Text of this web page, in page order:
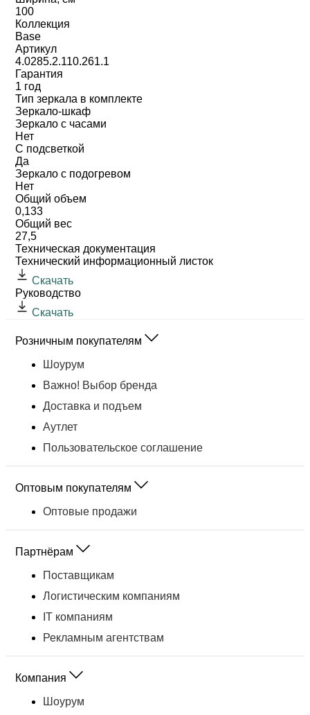
100
Коллекция
Base
Артикул
4.0285.2.110.261.1
Гарантия
1 год
Тип зеркала в комплекте
Зеркало-шкаф
Зеркало с часами
Нет
С подсветкой
Да
Зеркало с подогревом
Нет
Общий объем
0,133
Общий вес
27,5
Техническая документация
Технический информационный листок
Скачать
Руководство
Скачать
Розничным покупателям
Шоурум
Важно! Выбор бренда
Доставка и подъем
Аутлет
Пользовательское соглашение
Оптовым покупателям
Оптовые продажи
Партнёрам
Поставщикам
Логистическим компаниям
IT компаниям
Рекламным агентствам
Компания
Шоурум